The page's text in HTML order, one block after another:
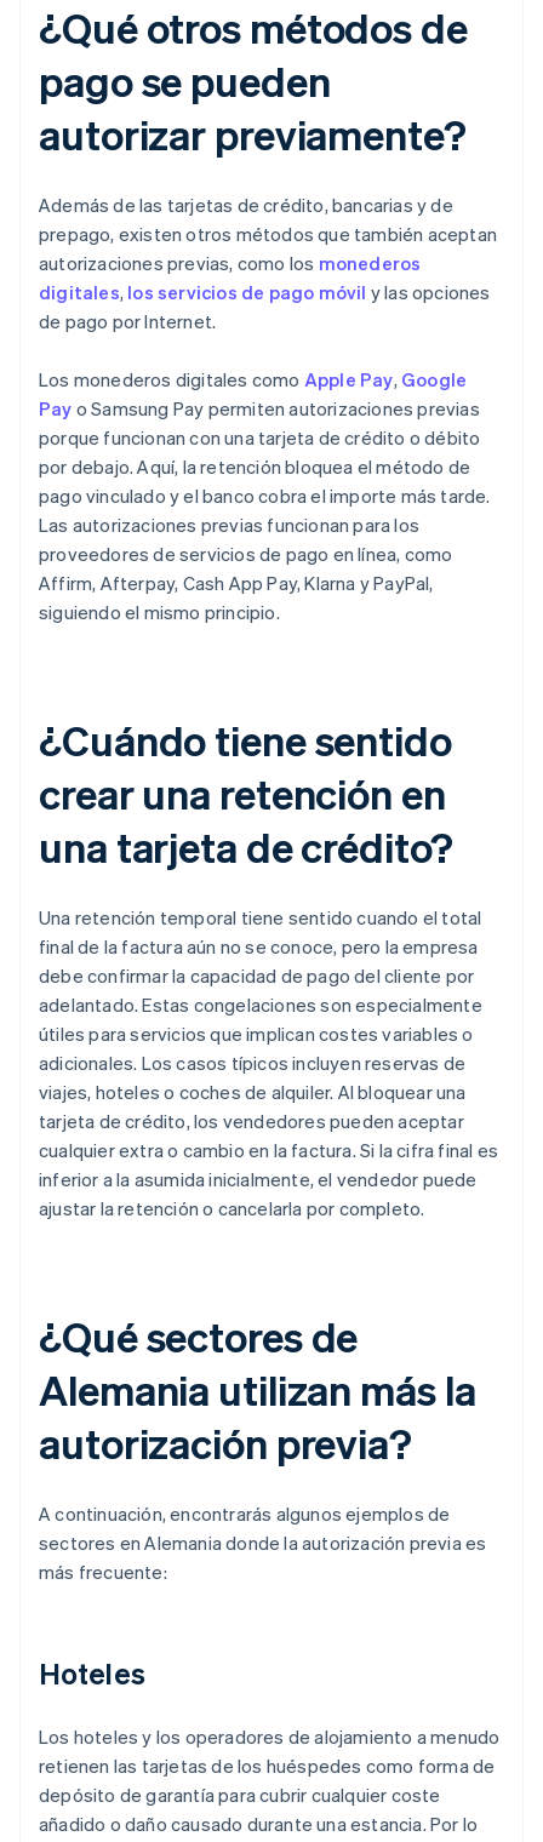
¿Qué otros métodos de
pago se pueden
autorizar previamente?
Además de las tarjetas de crédito, bancarias y de
prepago, existen otros métodos que también aceptan
autorizaciones previas, como los monederos
digitales, los servicios de pago móvil y las opciones
de pago por Internet.
Los monederos digitales como Apple Pay, Google
Pay o Samsung Pay permiten autorizaciones previas
porque funcionan con una tarjeta de crédito o débito
por debajo. Aquí, la retención bloquea el método de
pago vinculado y el banco cobra el importe más tarde.
Las autorizaciones previas funcionan para los
proveedores de servicios de pago en línea, como
Affirm, Afterpay, Cash App Pay, Klarna y PayPal,
siguiendo el mismo principio.
¿Cuándo tiene sentido
crear una retención en
una tarjeta de crédito?
Una retención temporal tiene sentido cuando el total
final de la factura aún no se conoce, pero la empresa
debe confirmar la capacidad de pago del cliente por
adelantado. Estas congelaciones son especialmente
útiles para servicios que implican costes variables o
adicionales. Los casos típicos incluyen reservas de
viajes, hoteles o coches de alquiler. Al bloquear una
tarjeta de crédito, los vendedores pueden aceptar
cualquier extra o cambio en la factura. Si la cifra final es
inferior a la asumida inicialmente, el vendedor puede
ajustar la retención o cancelarla por completo.
¿Qué sectores de
Alemania utilizan más la
autorización previa?
A continuación, encontrarás algunos ejemplos de
sectores en Alemania donde la autorización previa es
más frecuente:
Hoteles
Los hoteles y los operadores de alojamiento a menudo
retienen las tarjetas de los huéspedes como forma de
depósito de garantía para cubrir cualquier coste
añadido o daño causado durante una estancia. Por lo